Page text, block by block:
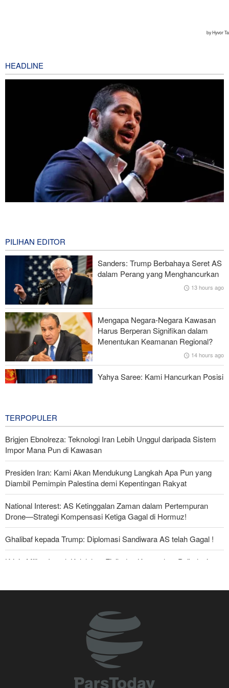
HEADLINE
Ghalibaf kepada Trump: Diplomasi Sandiwara AS telah Gagal !
Survei Reuters: Perang dengan Iran Faktor Penyebab
Ketidakstabilan Harga BBM di AS
Serangan Iran Sebabkan Lebih dari 700 Tentara AS Geger Otak
Gagal dalam Perang dengan Iran, Dua Pejabat Senior Mossad
Dipecat
PILIHAN EDITOR
Sanders: Trump Berbahaya Seret AS
dalam Perang yang Menghancurkan
13 hours ago
Mengapa Negara-Negara Kawasan
Harus Berperan Signifikan dalam
Menentukan Keamanan Regional?
14 hours ago
Yahya Saree: Kami Hancurkan Posisi
TERPOPULER
Brigjen Ebnolreza: Teknologi Iran Lebih Unggul daripada Sistem
Impor Mana Pun di Kawasan
Presiden Iran: Kami Akan Mendukung Langkah Apa Pun yang
Diambil Pemimpin Palestina demi Kepentingan Rakyat
National Interest: AS Ketinggalan Zaman dalam Pertempuran
Drone—Strategi Kompensasi Ketiga Gagal di Hormuz!
Ghalibaf kepada Trump: Diplomasi Sandiwara AS telah Gagal !
Krisis Militer Israel; Kelelahan Fisik dan Keruntuhan Psikologis
Foreign Policy: Riyadh Terjepit di Antara Iran dan Ansarullah,
Yahya Saree: Kami Hancurkan Posisi Pasukan Bayaran Saudi
dengan Rudal Balistik dan Drone
Brigjen Akrami Nia: Artesh dalam Kondisi Siaga Penuh